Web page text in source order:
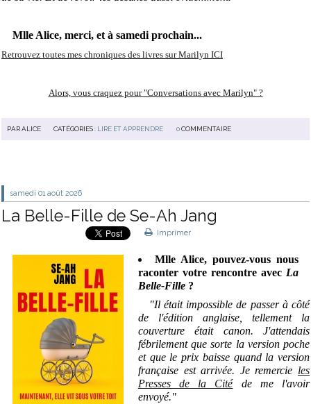
Mlle Alice, merci, et à samedi prochain...
Retrouvez toutes mes chroniques des livres sur Marilyn ICI
Alors, vous craquez pour "Conversations avec Marilyn" ?
PARALICE CATÉGORIES : LIRE ET APPRENDRE 0 COMMENTAIRE
samedi 01 août 2026
La Belle-Fille de Se-Ah Jang
Imprimer
Mlle Alice, pouvez-vous nous
raconter votre rencontre avec La
Belle-Fille ?
"Il était impossible de passer à côté
de l'édition anglaise, tellement la
couverture était canon. J'attendais
fébrilement que sorte la version poche
et que le prix baisse quand la version
française est arrivée. Je remercie les
Presses de la Citéde me l'avoir
envoyé."